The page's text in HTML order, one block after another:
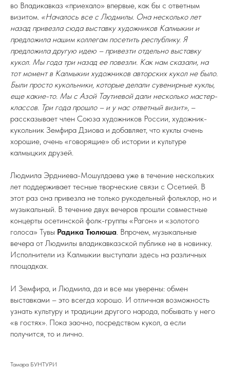
во Владикавказ «приехало» впервые, как бы с ответным
визитом. «Началось все с Людмилы. Она несколько лет
назад привезла сюда выставку художников Калмыкии и
предложила нашим коллегам посетить республику. Я
предложила другую идею – привезти отдельно выставку
кукол. Мы года три назад ее повезли. Как нам сказали, на
тот момент в Калмыкии художников авторских кукол не было.
Были просто кукольники, которые делали сувенирные куклы,
еще какие-то. Мы с Азой Таутиевой дали несколько мастер-
классов. Три года прошло – и у нас ответный визит», –
рассказывает член Союза художников России, художник-
кукольник Земфира Дзиова и добавляет, что куклы очень
хорошие, очень «говорящие» об истории и культуре
калмыцких друзей.
Людмила Эрдниева-Мошулдаева уже в течение нескольких
лет поддерживает тесные творческие связи с Осетией. В
этот раз она привезла не только рукодельный фольклор, но и
музыкальный. В течение двух вечеров прошли совместные
концерты осетинской фолк-группы «Рагон» и «золотого
голоса» Тувы Радика Тюлюша. Впрочем, музыкальные
вечера от Людмилы владикавказской публике не в новинку.
Исполнители из Калмыкии выступали здесь на различных
площадках.
И Земфира, и Людмила, да и все мы уверены: обмен
выставками – это всегда хорошо. И отличная возможность
узнать культуру и традиции другого народа, побывать у него
«в гостях». Пока заочно, посредством кукол, а если
получится, то и лично.
Тамара БУНТУРИ